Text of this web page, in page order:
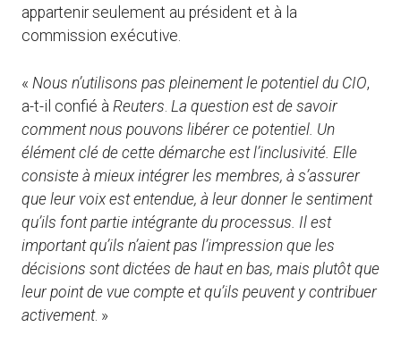
appartenir seulement au président et à la
commission exécutive.
« Nous n’utilisons pas pleinement le potentiel du CIO,
a-t-il confié à Reuters La question est de savoir
comment nous pouvons libérer ce potentiel. Un
élément clé de cette démarche est l’inclusivité. Elle
consiste à mieux intégrer les membres, à s’assurer
que leur voix est entendue, à leur donner le sentiment
qu’ils font partie intégrante du processus. Il est
important qu’ils n’aient pas l’impression que les
décisions sont dictées de haut en bas, mais plutôt que
leur point de vue compte et qu’ils peuvent y contribuer
activement. »